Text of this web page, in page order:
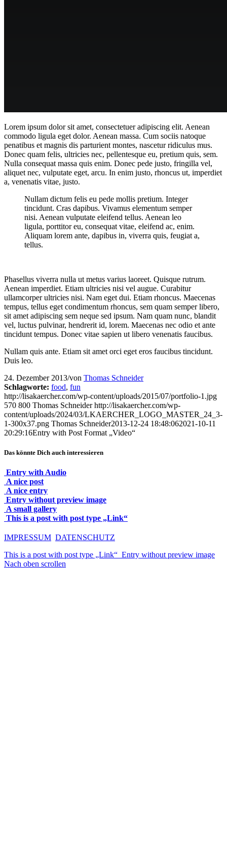
Lorem ipsum dolor sit amet, consectetuer adipiscing elit. Aenean
commodo ligula eget dolor. Aenean massa. Cum sociis natoque
penatibus et magnis dis parturient montes, nascetur ridiculus mus.
Donec quam felis, ultricies nec, pellentesque eu, pretium quis, sem.
Nulla consequat massa quis enim. Donec pede justo, fringilla vel,
aliquet nec, vulputate eget, arcu. In enim justo, rhoncus ut, imperdiet
a, venenatis vitae, justo.
Nullam dictum felis eu pede mollis pretium. Integer
tincidunt. Cras dapibus. Vivamus elementum semper
nisi. Aenean vulputate eleifend tellus. Aenean leo
ligula, porttitor eu, consequat vitae, eleifend ac, enim.
Aliquam lorem ante, dapibus in, viverra quis, feugiat a,
tellus.
Phasellus viverra nulla ut metus varius laoreet. Quisque rutrum.
Aenean imperdiet. Etiam ultricies nisi vel augue. Curabitur
ullamcorper ultricies nisi. Nam eget dui. Etiam rhoncus. Maecenas
tempus, tellus eget condimentum rhoncus, sem quam semper libero,
sit amet adipiscing sem neque sed ipsum. Nam quam nunc, blandit
vel, luctus pulvinar, hendrerit id, lorem. Maecenas nec odio et ante
tincidunt tempus. Donec vitae sapien ut libero venenatis faucibus.
Nullam quis ante. Etiam sit amet orci eget eros faucibus tincidunt.
Duis leo.
24. Dezember 2013/von Thomas Schneider
Schlagworte: food, fun
http://lisakaercher.com/wp-content/uploads/2015/07/portfolio-1.jpg
570 800 Thomas Schneider http://lisakaercher.com/wp-
content/uploads/2024/03/LKAERCHER_LOGO_MASTER_24_3-
1-300x37.png Thomas Schneider2013-12-24 18:48:062021-10-11
20:29:16Entry with Post Format „Video“
Das könnte Dich auch interessieren
Entry with Audio
A nice post
A nice entry
Entry without preview image
A small gallery
This is a post with post type „Link“
IMPRESSUM DATENSCHUTZ
This is a post with post type „Link“ Entry without preview image
Nach oben scrollen